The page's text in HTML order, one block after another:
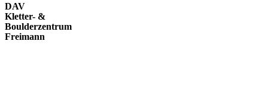
DAV
Kletter- &
Boulderzentrum
Freimann